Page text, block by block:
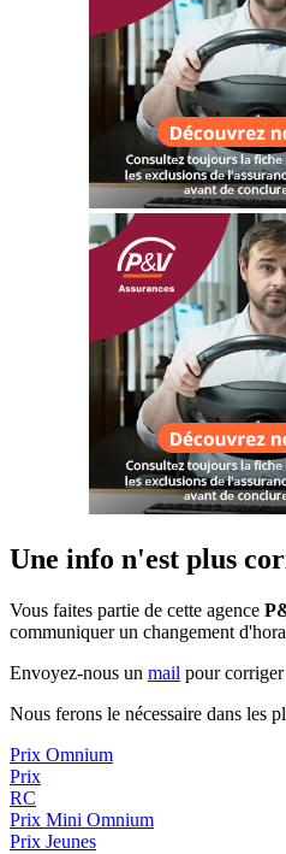
Une info n'est plus
Vous faites partie de cette agence
communiquer un changement
Envoyez-nous un mail pour corriger
Nous ferons le nécessaire dans les
Prix Omnium
Prix
RC
Prix Mini Omnium
Prix Jeunes